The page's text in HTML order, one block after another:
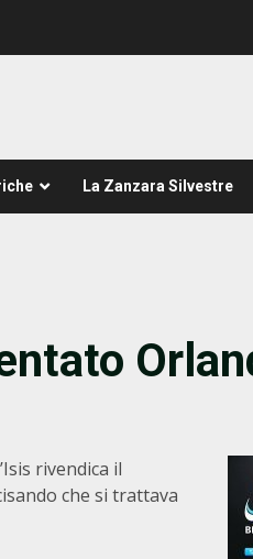
La Zanzara Silvestre
rivendica il
che si trattava